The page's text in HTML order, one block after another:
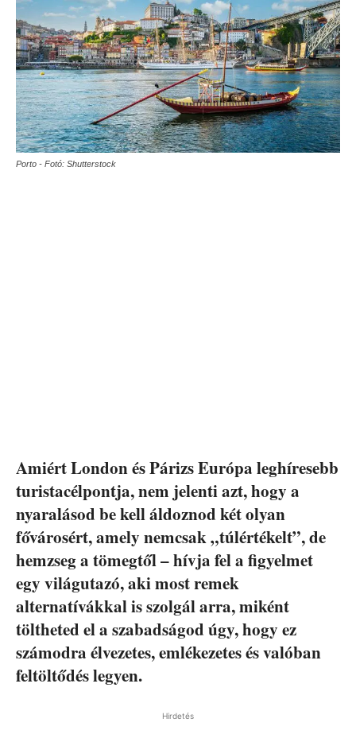
Porto - Fotó: Shutterstock
Amiért London és Párizs Európa leghíresebb
turistacélpontja, nem jelenti azt, hogy a
nyaralásod be kell áldoznod két olyan
fővárosért, amely nemcsak „túlértékelt”, de
hemzseg a tömegtől – hívja fel a figyelmet
egy világutazó, aki most remek
alternatívákkal is szolgál arra, miként
töltheted el a szabadságod úgy, hogy ez
számodra élvezetes, emlékezetes és valóban
feltöltődés legyen.
Hirdetés